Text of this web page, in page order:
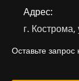
Адрес:
г.
Оставьте запрос